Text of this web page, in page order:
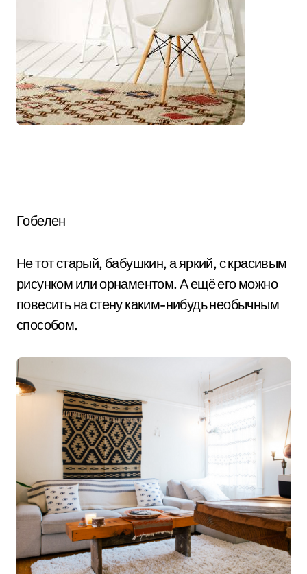
Гобелен
Не тот старый, бабушкин, а яркий, с красивым
рисунком или орнаментом. А ещё его можно
повесить на стену каким-нибудь необычным
способом.